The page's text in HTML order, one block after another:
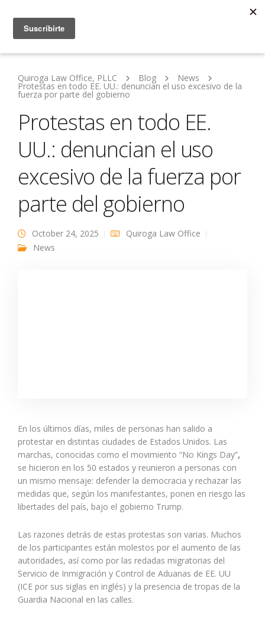
Quiroga Law Office, PLLC Blog News
Protestas en todo EE. UU.: denuncian el uso excesivo de la
fuerza por parte del gobierno
Protestas en todo EE.
UU.: denuncian el uso
excesivo de la fuerza por
parte del gobierno
October 24, 2025
Quiroga Law Office
News
En los últimos días, miles de personas han salido a
protestar en distintas ciudades de Estados Unidos. Las
marchas, conocidas como el movimiento “No Kings Day”,
se hicieron en los 50 estados y reunieron a personas con
un mismo mensaje: defender la democracia y rechazar las
medidas que, según los manifestantes, ponen en riesgo las
libertades del país, bajo el gobierno Trump.
Las razones detrás de estas protestas son varias. Muchos
de los participantes están molestos por el aumento de las
autoridades, así como por las redadas migratorias del
Servicio de Inmigración y Control de Aduanas de EE. UU
(ICE por sus siglas en inglés) y la presencia de tropas de la
Guardia Nacional en las calles.